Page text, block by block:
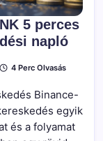
5 perces
napló
Perces
4 Perc Olvasás
Binance-
egyik
és a folyamat